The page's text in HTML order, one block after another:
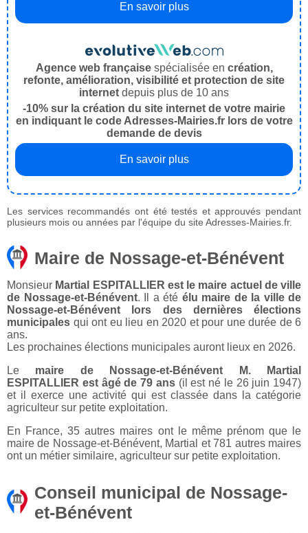
En savoir plus
Agence web françaisespécialisée en création,
refonte, amélioration, visibilité et protection de site
internet depuis plus de 10 ans
-10% sur la création du site internet de votre mairie
en indiquant le code Adresses-Mairies.fr lors de votre
demande de devis
En savoir plus
Les services recommandés ont été testés et approuvés pendant
plusieurs mois ou années par l'équipe du site Adresses-Mairies.fr.
Maire de Nossage-et-Bénévent
Monsieur Martial ESPITALLIER est le maire actuel de ville
de Nossage-et-Bénévent. Il a été élu maire de la ville de
Nossage-et-Bénévent lors des dernières élections
municipales qui ont eu lieu en 2020 et pour une durée de 6
ans.
Les prochaines élections municipales auront lieux en 2026.
Le maire de Nossage-et-Bénévent M. Martial
ESPITALLIER est âgé de 79 ans(il est né le 26 juin 1947)
et il exerce une activité qui est classée dans la catégorie
agriculteur sur petite exploitation.
En France, 35 autres maires ont le même prénom que le
maire de Nossage-et-Bénévent, Martial et 781 autres maires
ont un métier similaire, agriculteur sur petite exploitation.
Conseil municipal de Nossage-
et-Bénévent